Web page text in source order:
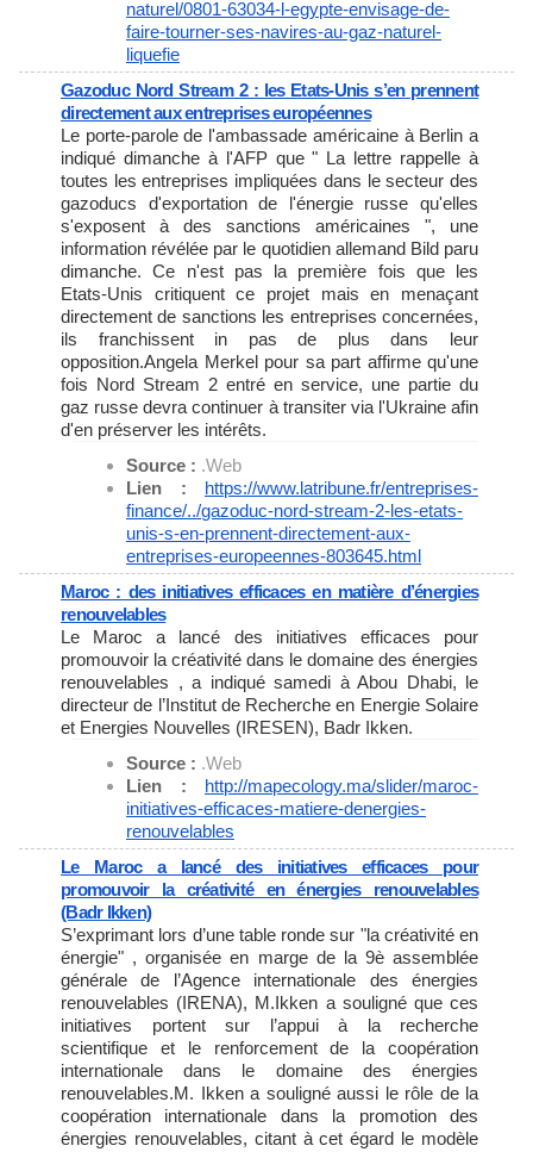
naturel/0801-63034-l-egypte-envisage-de-
faire-tourner-ses-navires-au-gaz-naturel-
liquefie
Gazoduc Nord Stream 2 : les Etats-Unis s’en prennent
directement aux entreprises européennes
Le porte-parole de l'ambassade américaine à Berlin a
indiqué dimanche à l'AFP que " La lettre rappelle à
toutes les entreprises impliquées dans le secteur des
gazoducs d'exportation de l'énergie russe qu'elles
s'exposent à des sanctions américaines ", une
information révélée par le quotidien allemand Bild paru
dimanche. Ce n'est pas la première fois que les
Etats-Unis critiquent ce projet mais en menaçant
directement de sanctions les entreprises concernées,
ils franchissent in pas de plus dans leur
opposition.Angela Merkel pour sa part affirme qu'une
fois Nord Stream 2 entré en service, une partie du
gaz russe devra continuer à transiter via l'Ukraine afin
d'en préserver les intérêts.
Source : .Web
Lien : https://www.latribune.fr/entreprises-
finance/../gazoduc-nord-stream-2-les-etats-
unis-s-en-prennent-directement-aux-
entreprises-europeennes-803645.html
Maroc : des initiatives efficaces en matière d’énergies
renouvelables
Le Maroc a lancé des initiatives efficaces pour
promouvoir la créativité dans le domaine des énergies
renouvelables , a indiqué samedi à Abou Dhabi, le
directeur de l’Institut de Recherche en Energie Solaire
et Energies Nouvelles (IRESEN), Badr Ikken.
Source : .Web
Lien : http://mapecology.ma/slider/maroc-
initiatives-efficaces-matiere-denergies-
renouvelables
Le Maroc a lancé des initiatives efficaces pour
promouvoir la créativité en énergies renouvelables
(Badr Ikken)
S’exprimant lors d’une table ronde sur "la créativité en
énergie" , organisée en marge de la 9è assemblée
générale de l’Agence internationale des énergies
renouvelables (IRENA), M.Ikken a souligné que ces
initiatives portent sur l’appui à la recherche
scientifique et le renforcement de la coopération
internationale dans le domaine des énergies
renouvelables.M. Ikken a souligné aussi le rôle de la
coopération internationale dans la promotion des
énergies renouvelables, citant à cet égard le modèle